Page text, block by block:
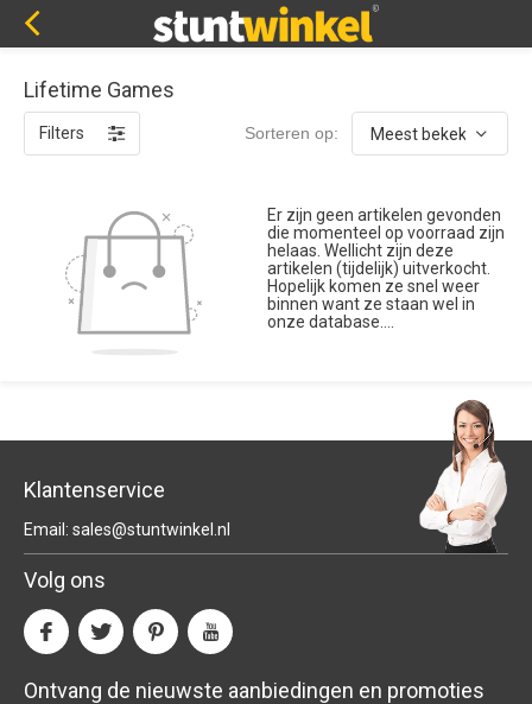
Lifetime Games
Filters Sorteren op:
Er zijn geen artikelen gevonden
die momenteel op voorraad zijn
helaas. Wellicht zijn deze
artikelen (tijdelijk) uitverkocht.
Hopelijk komen ze snel weer
binnen want ze staan wel in
onze database....
Klantenservice
Email: sales@stuntwinkel.nl
Volg ons
Ontvang de nieuwste aanbiedingen en promoties